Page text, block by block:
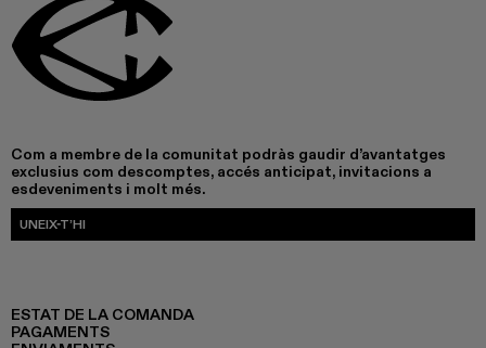
Com a membre de la comunitat podràs gaudir d’avantatges
exclusius com descomptes, accés anticipat, invitacions a
esdeveniments i molt més.
UNEIX-T’HI
ESTAT DE LA COMANDA
PAGAMENTS